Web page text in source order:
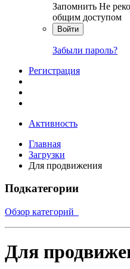
Запомнить Не
общим доступом
Войти
Забыли пароль?
Регистрация
Активность
Главная
Загрузки
Для продвижения
Подкатегории
Обзор категорий
Для